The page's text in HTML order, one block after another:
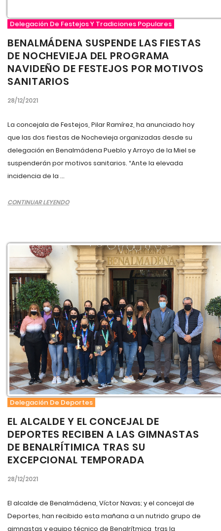
Delegación De Festejos Y Tradiciones Populares
BENALMÁDENA SUSPENDE LAS FIESTAS
DE NOCHEVIEJA DEL PROGRAMA
NAVIDEÑO DE FESTEJOS POR MOTIVOS
SANITARIOS
28/12/2021
La concejala de Festejos, Pilar Ramírez, ha anunciado hoy
que las dos fiestas de Nochevieja organizadas desde su
delegación en Benalmádena Pueblo y Arroyo de la Miel se
suspenderán por motivos sanitarios. “Ante la elevada
incidencia de la ...
CONTINUAR LEYENDO
Delegación De Deportes
EL ALCALDE Y EL CONCEJAL DE
DEPORTES RECIBEN A LAS GIMNASTAS
DE BENALRÍTIMICA TRAS SU
EXCEPCIONAL TEMPORADA
28/12/2021
El alcalde de Benalmádena, Víctor Navas; y el concejal de
Deportes, han recibido esta mañana a un nutrido grupo de
gimnastas y equipo técnico de Benalrítmica, tras la